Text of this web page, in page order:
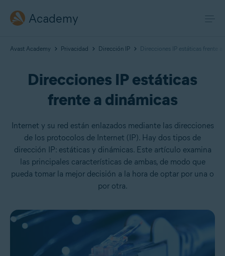
Academy
Avast Academy Privacidad Dirección IP Direcciones IP estáticas frente a
Direcciones IP estáticas
frente a dinámicas
Internet y su red están enlazados mediante las direcciones
de los protocolos de Internet (IP). Hay dos tipos de
dirección IP: estáticas y dinámicas. Este artículo examina
las principales características de ambas, de modo que
pueda tomar la mejor decisión a la hora de optar por una o
por otra.